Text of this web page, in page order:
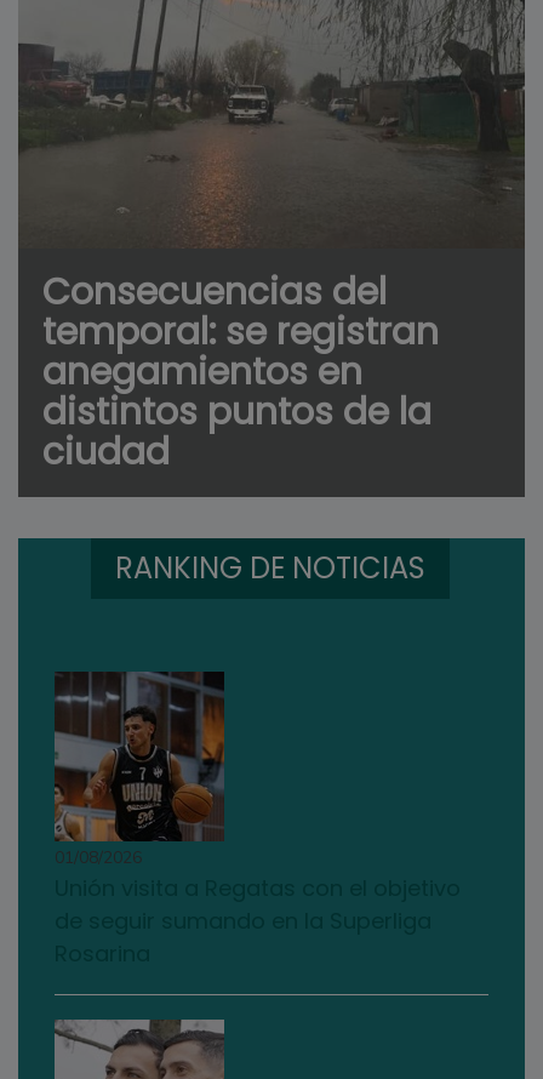
Consecuencias del
temporal: se registran
anegamientos en
distintos puntos de la
ciudad
RANKING DE NOTICIAS
01/08/2026